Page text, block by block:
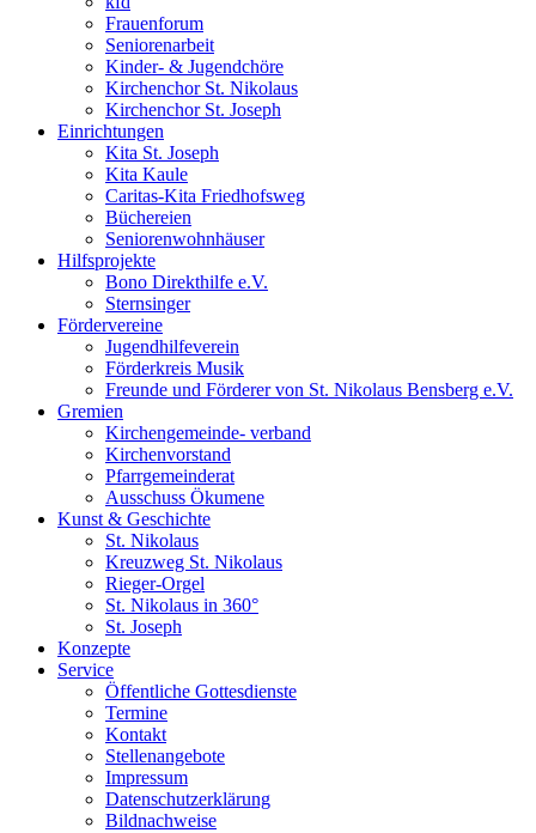
Frauenforum
Seniorenarbeit
Kinder- & Jugendchöre
Kirchenchor St. Nikolaus
Kirchenchor St. Joseph
Einrichtungen
Kita St. Joseph
Kita Kaule
Caritas-Kita Friedhofsweg
Büchereien
Seniorenwohnhäuser
Hilfsprojekte
Bono Direkthilfe e.V.
Sternsinger
Fördervereine
Jugendhilfeverein
Förderkreis Musik
Freunde und Förderer von St. Nikolaus Bensberg e.V.
Gremien
Kirchengemeinde- verband
Kirchenvorstand
Pfarrgemeinderat
Ausschuss Ökumene
Kunst & Geschichte
St. Nikolaus
Kreuzweg St. Nikolaus
Rieger-Orgel
St. Nikolaus in 360°
St. Joseph
Konzepte
Service
Öffentliche Gottesdienste
Termine
Kontakt
Stellenangebote
Impressum
Datenschutzerklärung
Bildnachweise